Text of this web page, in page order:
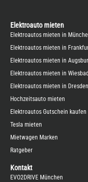
Elektroauto mieten
Elektroautos mieten in
Elektroautos mieten in
Elektroautos mieten in
Elektroautos mieten in
Elektroautos mieten in Dresden
Hochzeitsauto mieten
Elektroautos Gutschein kaufen
Tesla mieten
Mietwagen Marken
Ratgeber
Kontakt
EVO2DRIVE München